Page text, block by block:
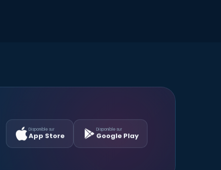
Disponible sur
App Store
Disponible sur
Google Play